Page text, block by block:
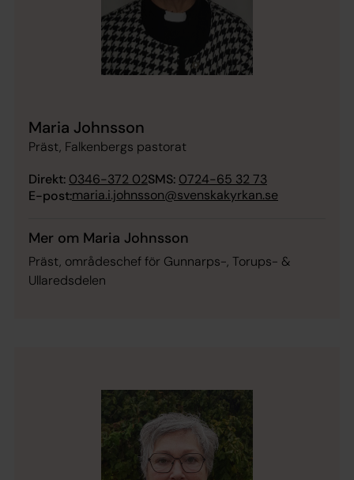
Maria Johnsson
Präst, Falkenbergs pastorat
Direkt: 0346-372 02SMS: 0724-65 32 73
E-post:maria.i.johnsson@svenskakyrkan.se
Mer om Maria Johnsson
Präst, områdeschef för Gunnarps-, Torups- &
Ullaredsdelen